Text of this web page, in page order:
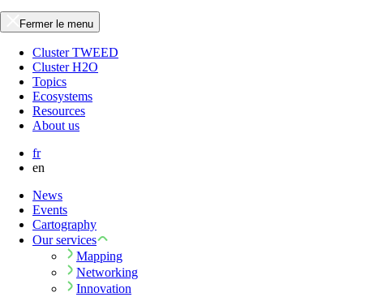
Fermer le menu
Cluster TWEED
Cluster H2O
Topics
Ecosystems
Resources
About us
fr
en
News
Events
Cartography
Our services
Mapping
Networking
Innovation